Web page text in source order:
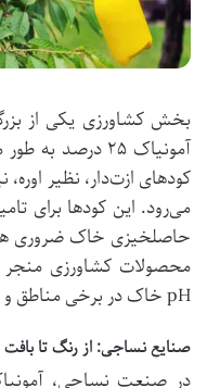
بخش کشاورزی یکی از
آمونیاک ۲۵
کودهای ازت‌دار، نظیر اوره،
می‌رود. این کودها برای
حاصلخیزی خاک ضروری
محصولات کشاورزی منجر
pH خاک در برخی مناطق و کنترل آفات خاص استفاده می‌گردد.
صنایع نساجی: از رنگ تا بافت